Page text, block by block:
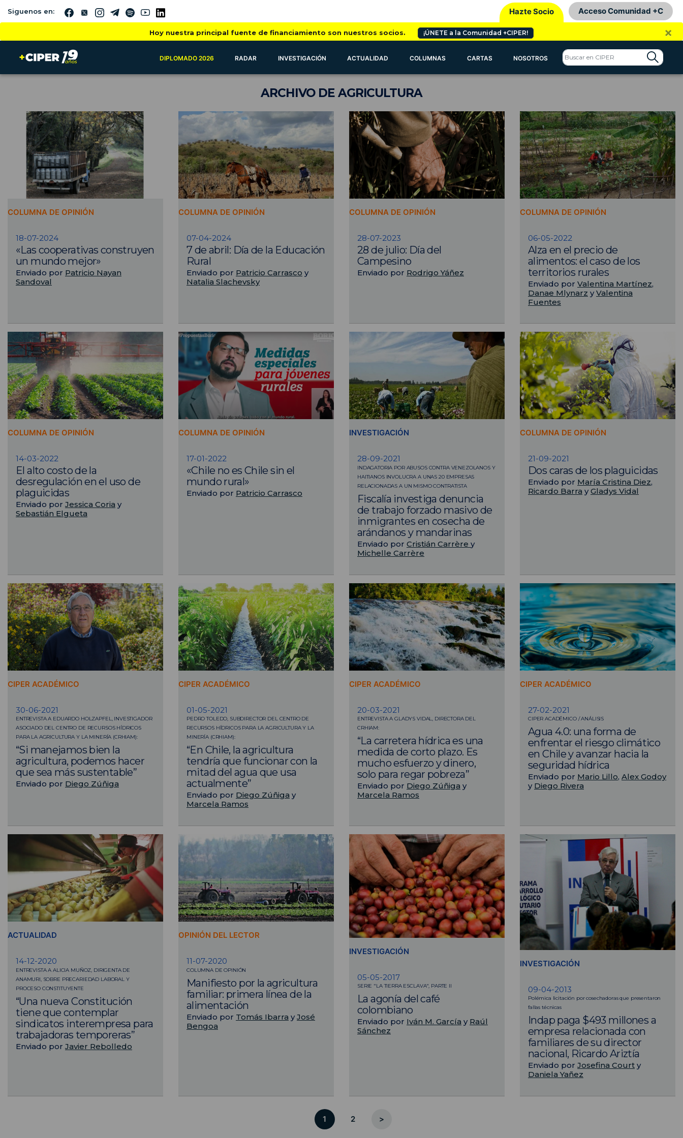
Siguenos en: Hazte Socio Acceso Comunidad +C
Hoy nuestra principal fuente de financiamiento son nuestros socios. ¡ÚNETE a la Comunidad +CIPER! ×
DIPLOMADO 2026 RADAR INVESTIGACIÓN ACTUALIDAD COLUMNAS CARTAS NOSOTROS
ARCHIVODE AGRICULTURA
COLUMNA DE OPINIÓN
18-07-2024
«Las cooperativas construyen
un mundo mejor»
Enviado por Patricio Nayan
Sandoval
COLUMNA DE OPINIÓN
07-04-2024
7 de abril: Día de la Educación
Rural
Enviado por Patricio Carrasco y
Natalia Slachevsky
COLUMNA DE OPINIÓN
28-07-2023
28 de julio: Día del
Campesino
Enviado por Rodrigo Yáñez
COLUMNA DE OPINIÓN
06-05-2022
Alza en el precio de
alimentos: el caso de los
territorios rurales
Enviado por Valentina Martínez,
Danae Mlynarz yValentina
Fuentes
COLUMNA DE OPINIÓN
14-03-2022
El alto costo de la
desregulación en el uso de
plaguicidas
Enviado por Jessica Coria y
Sebastián Elgueta
COLUMNA DE OPINIÓN
17-01-2022
«Chile no es Chile sin el
mundo rural»
Enviado por Patricio Carrasco
INVESTIGACIÓN
28-09-2021
INDAGATORIA POR ABUSOS CONTRA VENEZOLANOS Y
HAITIANOS INVOLUCRA A UNAS 20 EMPRESAS
RELACIONADAS A UN MISMO CONTRATISTA
Fiscalía investiga denuncia
de trabajo forzado masivo de
inmigrantes en cosecha de
arándanos y mandarinas
Enviado por Cristián Carrère y
Michelle Carrère
COLUMNA DE OPINIÓN
21-09-2021
Dos caras de los plaguicidas
Enviado por María Cristina Diez,
Ricardo Barra yGladys Vidal
CIPER ACADÉMICO
30-06-2021
ENTREVISTA A EDUARDO HOLZAPFEL, INVESTIGADOR
ASOCIADO DEL CENTRO DE RECURSOS HÍDRICOS
PARA LA AGRICULTURA Y LA MINERÍA (CRHIAM):
“Si manejamos bien la
agricultura, podemos hacer
que sea más sustentable”
Enviado por Diego Zúñiga
CIPER ACADÉMICO
01-05-2021
PEDRO TOLEDO, SUBDIRECTOR DEL CENTRO DE
RECURSOS HÍDRICOS PARA LA AGRICULTURA Y LA
MINERÍA (CRHIAM):
“En Chile, la agricultura
tendría que funcionar con la
mitad del agua que usa
actualmente”
Enviado por Diego Zúñiga y
Marcela Ramos
CIPER ACADÉMICO
20-03-2021
ENTREVISTA A GLADYS VIDAL, DIRECTORA DEL
CRHIAM:
“La carretera hídrica es una
medida de corto plazo. Es
mucho esfuerzo y dinero,
solo para regar pobreza”
Enviado por Diego Zúñiga y
Marcela Ramos
CIPER ACADÉMICO
27-02-2021
CIPER ACADÉMICO / ANÁLISIS
Agua 4.0: una forma de
enfrentar el riesgo climático
en Chile y avanzar hacia la
seguridad hídrica
Enviado por Mario Lillo, Alex Godoy
y Diego Rivera
ACTUALIDAD
14-12-2020
ENTREVISTA A ALICIA MUÑOZ, DIRIGENTA DE
ANAMURI, SOBRE PRECARIEDAD LABORAL Y
PROCESO CONSTITUYENTE
“Una nueva Constitución
tiene que contemplar
sindicatos interempresa para
trabajadoras temporeras”
Enviado por Javier Rebolledo
OPINIÓN DEL LECTOR
11-07-2020
COLUMNA DE OPINIÓN
Manifiesto por la agricultura
familiar: primera línea de la
alimentación
Enviado por Tomás Ibarra yJosé
Bengoa
INVESTIGACIÓN
05-05-2017
SERIE "LA TIERRA ESCLAVA", PARTE II
La agonía del café
colombiano
Enviado por Iván M. García y Raúl
Sánchez
INVESTIGACIÓN
09-04-2013
Polémica licitación por cosechadoras que presentaron
fallas técnicas
Indap paga $493 millones a
empresa relacionada con
familiares de su director
nacional, Ricardo Ariztía
Enviado por Josefina Court y
Daniela Yañez
1 2 >